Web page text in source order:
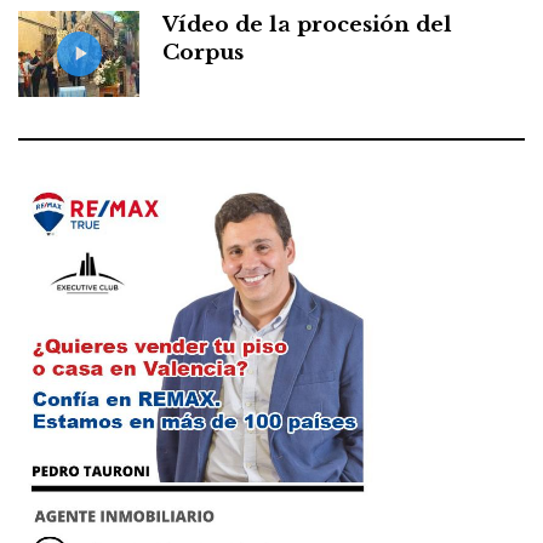
Vídeo de la procesión del
Corpus